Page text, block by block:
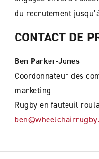
du recrutement
CONTACT DE
Ben Parker-Jones
Coordonnateur des
marketing
Rugby en fauteuil